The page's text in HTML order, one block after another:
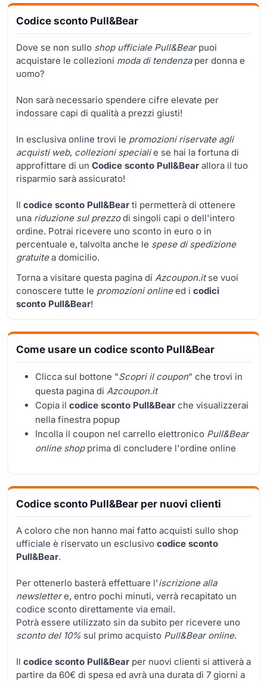
Codice sconto Pull&Bear
Dove se non sullo shop ufficiale Pull&Bearpuoi
acquistare le collezioni moda di tendenzaper donna e
uomo?
Non sarà necessario spendere cifre elevate per
indossare capi di qualità a prezzi giusti!
In esclusiva online trovi le promozioni riservate agli
acquisti web, collezioni specialie se hai la fortuna di
approfittare di un Codice sconto Pull&Bear allora il tuo
risparmio sarà assicurato!
Il codice sconto Pull&Bear ti permetterà di ottenere
una riduzione sul prezzodi singoli capi o dell'intero
ordine. Potrai ricevere uno sconto in euro o in
percentuale e, talvolta anche le spese di spedizione
gratuitea domicilio.
Torna a visitare questa pagina di Azcoupon.itse vuoi
conoscere tutte le promozioni onlineed i codici
sconto Pull&Bear!
Come usare un codice sconto Pull&Bear
Clicca sul bottone "Scopri il coupon" che trovi in
questa pagina di Azcoupon.it
Copia il codice sconto Pull&Bear che visualizzerai
nella finestra popup
Incolla il coupon nel carrello elettronico Pull&Bear
online shopprima di concludere l'ordine online
Codice sconto Pull&Bear per nuovi clienti
A coloro che non hanno mai fatto acquisti sullo shop
ufficiale è riservato un esclusivo codice sconto
Pull&Bear.
Per ottenerlo basterà effettuare l'iscrizione alla
newslettere, entro pochi minuti, verrà recapitato un
codice sconto direttamente via email.
Potrà essere utilizzato sin da subito per ricevere uno
sconto del 10% sul primo acquisto Pull&Bear online.
Il codice sconto Pull&Bear per nuovi clienti si attiverà a
partire da 60€ di spesa ed avrà una durata di 7 giorni a